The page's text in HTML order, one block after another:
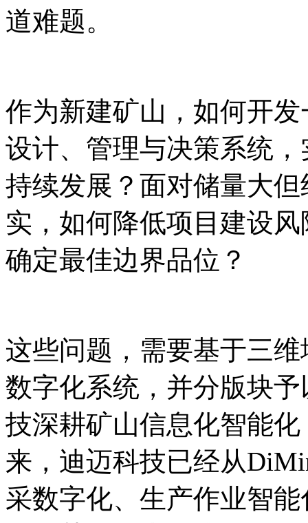
道难题。
作为新建矿山，如何开
设计、管理与决策系统
持续发展？面对储量大
实，如何降低项目建设
确定最佳边界品位？
这些问题，需要基于三
数字化系统，并分版块
技深耕矿山信息化智能
来，迪迈科技已经从
采数字化、生产作业智